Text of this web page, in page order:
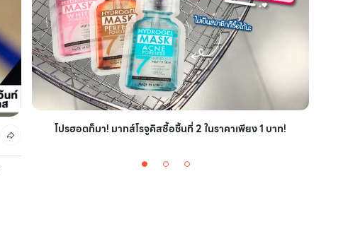
โปรฮอตก็มา! มากส์โรจูคิสซื้อชิ้นที่ 2 ในราคาเพียง 1 บาท!